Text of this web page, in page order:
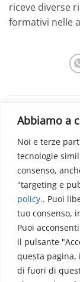
Abbiamo a
Noi e terze
tecnologie
consenso,
"targeting e
policy.. Puoi
tuo consenso,
Puoi
il pulsante
questa pagina,
di fuori di
riceve diverse
formativi nelle
on Course 2-3
2022